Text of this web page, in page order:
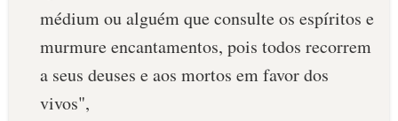
PALAVRA DO DIA
SALMO DO DIA
DEVOCIONAL DIÁRIO
médium ou alguém que consulte os espíritos e
murmure encantamentos, pois todos recorrem
a seus deuses e aos mortos em favor dos
vivos",